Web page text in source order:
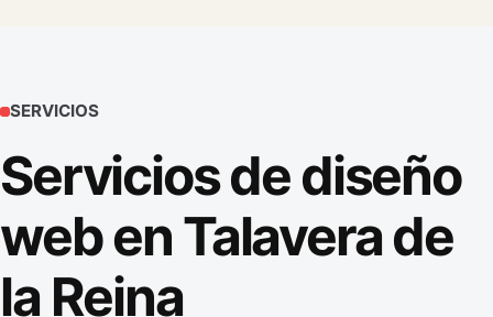
SERVICIOS
Servicios de diseño
web en Talavera de
la Reina